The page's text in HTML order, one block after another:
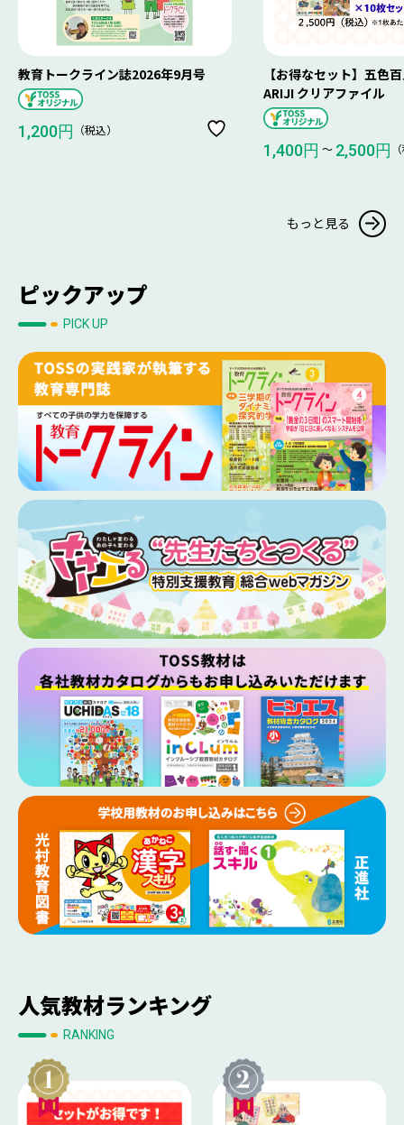
教育トークライン誌2026年9月号
1,200円 （税込）
【お得なセット】五色
ARIJI クリアファイル
1,400円 〜 2,500円
もっと見る
ピックアップ
PICK UP
人気教材ランキング
RANKING